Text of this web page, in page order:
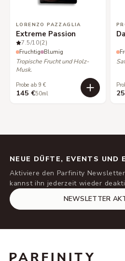
LORENZO PAZZAGLIA
Extreme Passion
7.5/10(2)
Fruchtig Blumig
Tropische Frucht und Holz-
Musk.
Probe ab 9 €
145 €50ml
NEUE DÜFTE, EVENTS UND
Aktiviere den Parfinity
kannst ihn jederzeit wieder
NEWSLETTER